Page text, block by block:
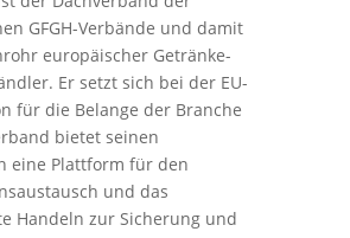
GFGH-Verbände und damit
europäischer Getränke­
Er setzt sich bei der EU-
für die Belange der Branche
bietet seinen
eine Plattform für den
und das
Handeln zur Sicherung und